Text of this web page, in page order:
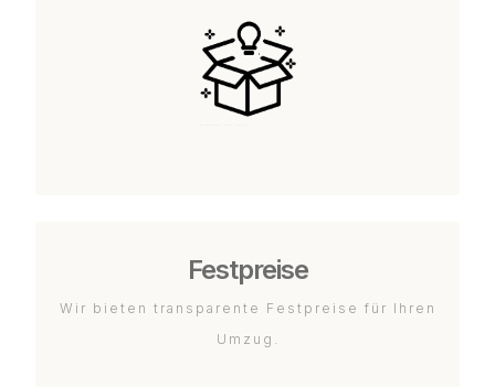
Festpreise
Wir bieten transparente Festpreise für Ihren
Umzug.